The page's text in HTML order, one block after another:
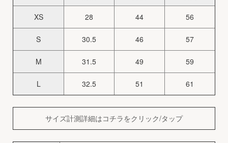
XS 28 44 56
S 30.5 46 57
M 31.5 49 59
L 32.5 51 61
サイズ計測詳細はコチラをクリック/タップ